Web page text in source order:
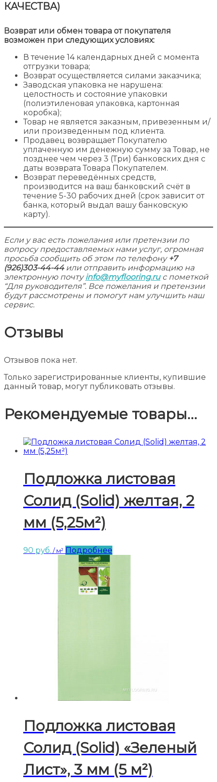
КАЧЕСТВА)
Возврат или обмен товара от покупателя
возможен при следующих условиях:
В течение 14 календарных дней с момента
отгрузки товара;
Возврат осуществляется силами заказчика;
Заводская упаковка не нарушена:
целостность и состояние упаковки
(полиэтиленовая упаковка, картонная
коробка);
Товар не является заказным, привезенным и/
или произведенным под клиента.
Продавец возвращает Покупателю
уплаченную им денежную сумму за Товар, не
позднее чем через 3 (Три) банковских дня с
даты возврата Товара Покупателем.
Возврат переведённых средств,
производится на ваш банковский счёт в
течение 5-30 рабочих дней (срок зависит от
банка, который выдал вашу банковскую
карту).
Если у вас есть пожелания или претензии по
вопросу предоставляемых нами услуг, огромная
просьба сообщить об этом по телефону +7
(926)303-44-44 или отправить информацию на
электронную почтуinfo@myflooring.ru с пометкой
“Для руководителя”. Все пожелания и претензии
будут рассмотрены и помогут нам улучшить наш
сервис.
Отзывы
Отзывов пока нет.
Только зарегистрированные клиенты, купившие
данный товар, могут публиковать отзывы.
Рекомендуемые товары...
Подложка листовая
Солид (Solid) желтая, 2
мм (5,25м²)
90 руб. / м² Подробнее
Подложка листовая
Солид (Solid) «Зеленый
Лист», 3 мм (5 м²)